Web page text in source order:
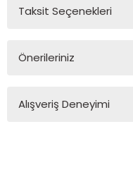
Ürün
Taksit Seçenekleri
Önerileriniz
konularda yetersiz
Alışveriş Deneyimi